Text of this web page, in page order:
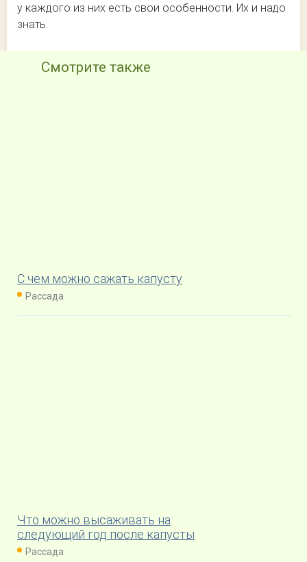
у каждого из них есть свои особенности. Их и надо
знать.
Смотрите также
С чем можно сажать капусту
Рассада
Что можно высаживать на
следующий год после капусты
Рассада